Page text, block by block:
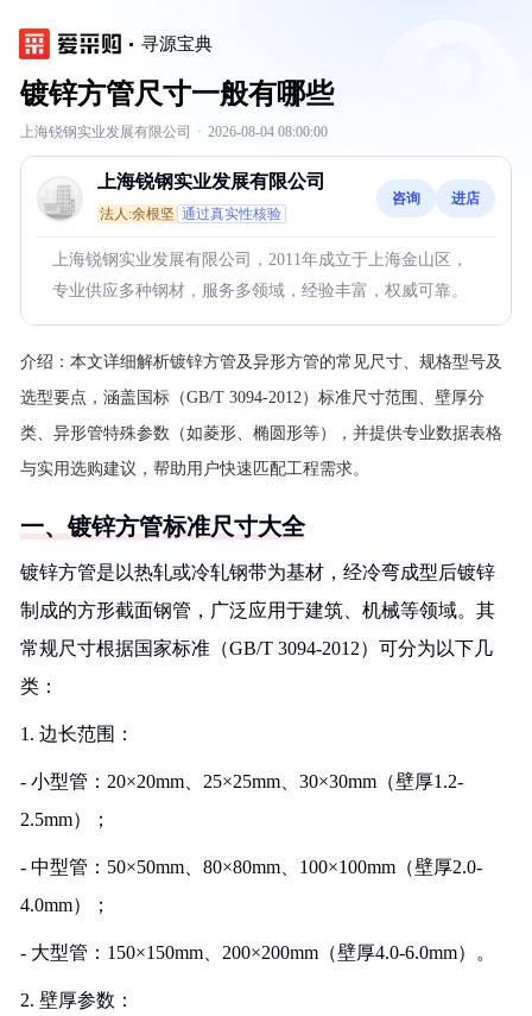
寻源宝典
镀锌方管尺寸一般有哪些
上海锐钢实业发展有限公司 · 2026-08-04 08:00:00
上海锐钢实业发展有限公司
法人:余根坚 通过真实性核验
咨询 进店
上海锐钢实业发展有限公司，2011年成立于上海金山区，
专业供应多种钢材，服务多领域，经验丰富，权威可靠。
介绍： 本文详细解析镀锌方管及异形方管的常见尺寸、规格型号及
选型要点，涵盖国标（GB/T 3094-2012）标准尺寸范围、壁厚分
类、异形管特殊参数（如菱形、椭圆形等），并提供专业数据表格
与实用选购建议，帮助用户快速匹配工程需求。
一、镀锌方管标准尺寸大全
镀锌方管是以热轧或冷轧钢带为基材，经冷弯成型后镀锌
制成的方形截面钢管，广泛应用于建筑、机械等领域。其
常规尺寸根据国家标准（GB/T 3094-2012）可分为以下几
类：
1. 边长范围：
- 小型管：20×20mm、25×25mm、30×30mm（壁厚1.2-
2.5mm）；
- 中型管：50×50mm、80×80mm、100×100mm（壁厚2.0-
4.0mm）；
- 大型管：150×150mm、200×200mm（壁厚4.0-6.0mm）。
2. 壁厚参数：